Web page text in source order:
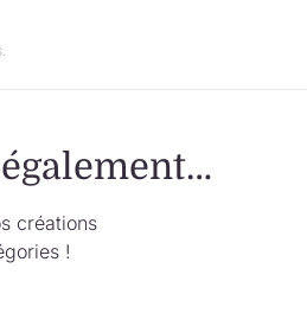
créations
!